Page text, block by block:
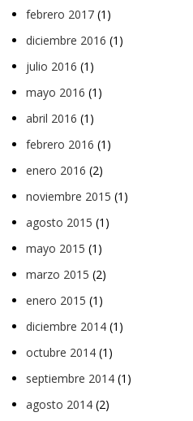
febrero 2017 (1)
diciembre 2016 (1)
julio 2016 (1)
mayo 2016 (1)
abril 2016 (1)
febrero 2016 (1)
enero 2016 (2)
noviembre 2015 (1)
agosto 2015 (1)
mayo 2015 (1)
marzo 2015 (2)
enero 2015 (1)
diciembre 2014 (1)
octubre 2014 (1)
septiembre 2014 (1)
agosto 2014 (2)